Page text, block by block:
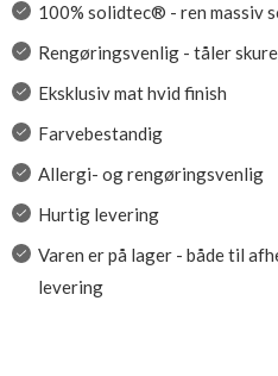
100% solidtec® - ren massiv
Rengøringsvenlig - tåler
Eksklusiv mat hvid finish
Farvebestandig
Allergi- og rengøringsvenlig
Hurtig levering
Varen er på lager - både til
levering